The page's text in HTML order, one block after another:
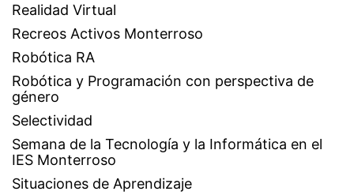
Realidad Virtual
Recreos Activos Monterroso
Robótica RA
Robótica y Programación con perspectiva de
género
Selectividad
Semana de la Tecnología y la Informática en el
IES Monterroso
Situaciones de Aprendizaje